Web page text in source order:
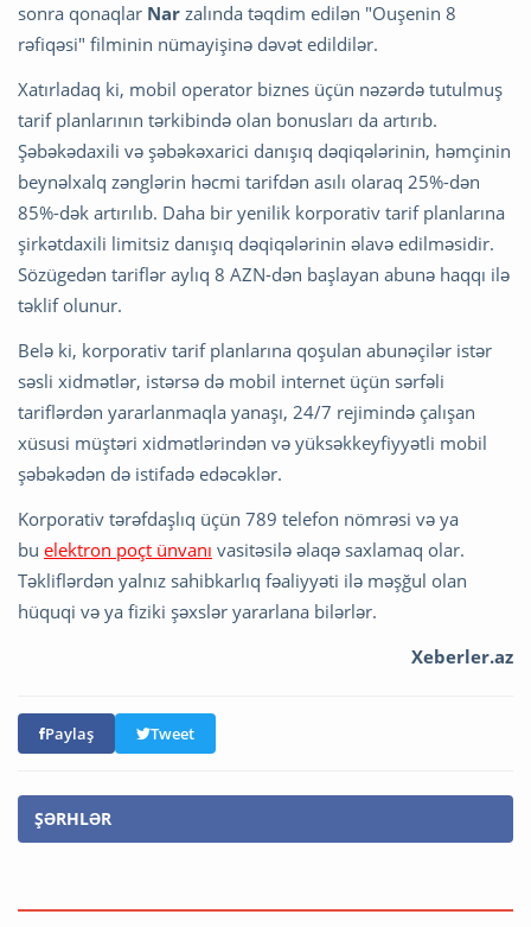
sonra qonaqlar Nar zalında təqdim edilən "Ouşenin 8
rəfiqəsi" filminin nümayişinə dəvət edildilər.
Xatırladaq ki, mobil operator biznes üçün nəzərdə tutulmuş
tarif planlarının tərkibində olan bonusları da artırıb.
Şəbəkədaxili və şəbəkəxarici danışıq dəqiqələrinin, həmçinin
beynəlxalq zənglərin həcmi tarifdən asılı olaraq 25%-dən
85%-dək artırılıb. Daha bir yenilik korporativ tarif planlarına
şirkətdaxili limitsiz danışıq dəqiqələrinin əlavə edilməsidir.
Sözügedən tariflər aylıq 8 AZN-dən başlayan abunə haqqı ilə
təklif olunur.
Belə ki, korporativ tarif planlarına qoşulan abunəçilər istər
səsli xidmətlər, istərsə də mobil internet üçün sərfəli
tariflərdən yararlanmaqla yanaşı, 24/7 rejimində çalışan
xüsusi müştəri xidmətlərindən və yüksəkkeyfiyyətli mobil
şəbəkədən də istifadə edəcəklər.
Korporativ tərəfdaşlıq üçün 789 telefon nömrəsi və ya
bu elektron poçt ünvanı vasitəsilə əlaqə saxlamaq olar.
Təkliflərdən yalnız sahibkarlıq fəaliyyəti ilə məşğul olan
hüquqi və ya fiziki şəxslər yararlana bilərlər.
Xeberler.az
Paylaş Tweet
ŞƏRHLƏR